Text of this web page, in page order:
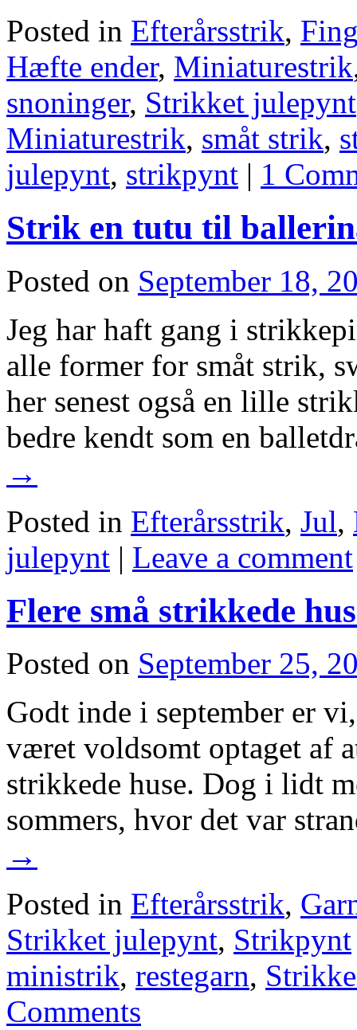
Posted in Efterårsstrik,
Hæfte ender, Miniaturestrik
snoninger, Strikket julepynt
Miniaturestrik, småt strik,
julepynt, strikpynt | 1
Strik en tutu til
Posted on September 18,
Jeg har haft gang i
alle former for småt strik,
her senest også en lille
bedre kendt som en
→
Posted in Efterårsstrik, Jul,
julepynt | Leave a comment
Flere små strikkede
Posted on September 25,
Godt inde i september er
været voldsomt optaget af
strikkede huse. Dog i lidt
sommers, hvor det var
→
Posted in Efterårsstrik,
Strikket julepynt, Strikpynt
ministrik, restegarn,
Comments